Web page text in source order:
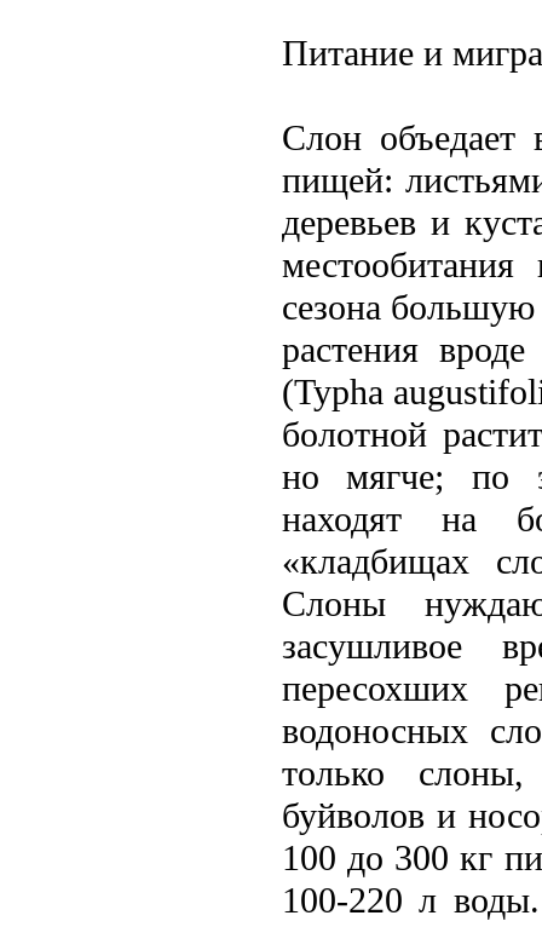
Питание и
Слон объедает
пищей:
деревьев и
сезона большую
растения
(Typha
болотной
но мягче; по
находят на
«кладбищах
Слоны
засушливое
пересохших
водоносных
только
буйволов и
100 до 300 кг
100-220 л